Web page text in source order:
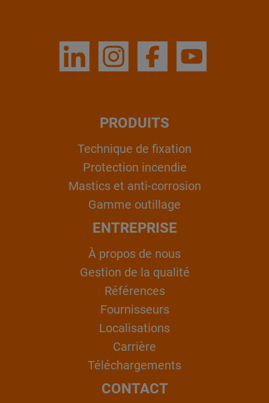
PRODUITS
Technique de fixation
Protection incendie
Mastics et anti-corrosion
Gamme outillage
ENTREPRISE
À propos de nous
Gestion de la qualité
Références
Fournisseurs
Localisations
Carrière
Téléchargements
CONTACT